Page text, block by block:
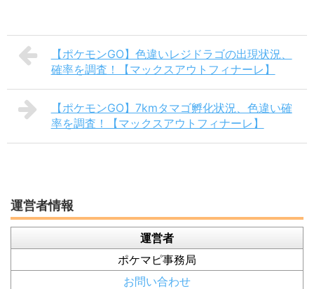
【ポケモンGO】色違いレジドラゴの出現状況、
確率を調査！【マックスアウトフィナーレ】
【ポケモンGO】7kmタマゴ孵化状況、色違い確
率を調査！【マックスアウトフィナーレ】
運営者情報
運営者
ポケマピ事務局
お問い合わせ